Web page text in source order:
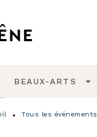
BEAUX-ARTS arrow_drop_down
• Tous les événements